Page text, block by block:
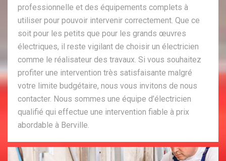
professionnelle et des équipements complets à
utiliser pour pouvoir intervenir correctement. Que ce
soit pour les petits que pour les grands œuvres
électriques, il reste vigilant de choisir un électricien
comme le réalisateur des travaux. Si vous souhaitez
profiter une intervention très satisfaisante malgré
votre limite budgétaire, nous vous invitons de nous
contacter. Nous sommes une équipe d’électricien
qualifié qui effectue une intervention fiable à prix
abordable à Berville.